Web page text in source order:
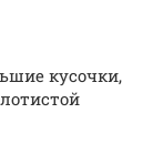
кусочки,